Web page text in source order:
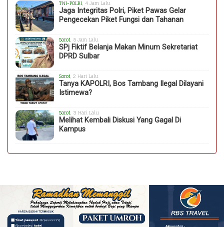
TNI-POLRI, 4 Jam Lalu
Jaga Integritas Polri, Piket Pawas Gelar
Pengecekan Piket Fungsi dan Tahanan
Sorot , 5 Jam Lalu
SPj Fiktif Belanja Makan Minum Sekretariat
DPRD Sulbar
Sorot , 2 Hari Lalu
Tanya KAPOLRI, Bos Tambang Ilegal Dilayani
Istimewa?
Sorot , 3 Hari Lalu
Melihat Kembali Diskusi Yang Gagal Di
Kampus